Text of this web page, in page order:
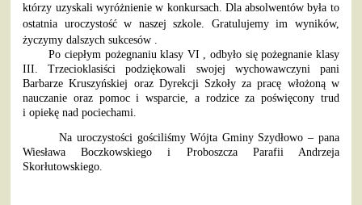
którzy uzyskali wyróżnienie w konkursach. Dla absolwentów była to
ostatnia uroczystość w naszej szkole. Gratulujemy im wyników,
życzymy dalszych sukcesów .
Po ciepłym pożegnaniu klasy VI , odbyło się pożegnanie klasy
III. Trzecioklasiści podziękowali swojej wychowawczyni pani
Barbarze Kruszyńskiej oraz Dyrekcji Szkoły za pracę włożoną w
nauczanie oraz pomoc i wsparcie, a rodzice za poświęcony trud
i opiekę nad pociechami.
Na uroczystości gościliśmy Wójta Gminy Szydłowo – pana
Wiesława Boczkowskiego i Proboszcza Parafii Andrzeja
Skorłutowskiego.